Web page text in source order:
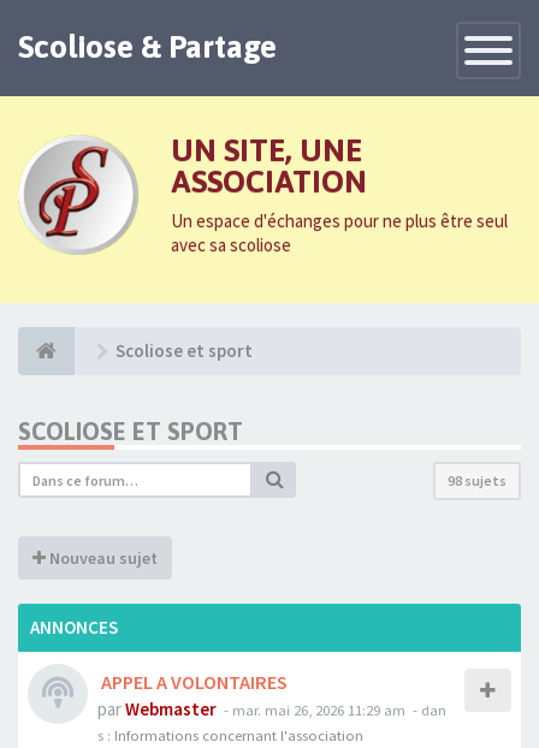
Toggle
Scoliose & Partage
UN SITE, UNE
ASSOCIATION
Un espace d'échanges pour ne plus être seul
avec sa scoliose
Scoliose et sport
SCOLIOSE ET SPORT
98 sujets
Nouveau sujet
ANNONCES
APPEL A VOLONTAIRES
parWebmaster - mar. mai 26, 2026 11:29 am - dan
s : Informations concernant l'association